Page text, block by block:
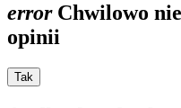
errorChwilowo
opinii
Tak